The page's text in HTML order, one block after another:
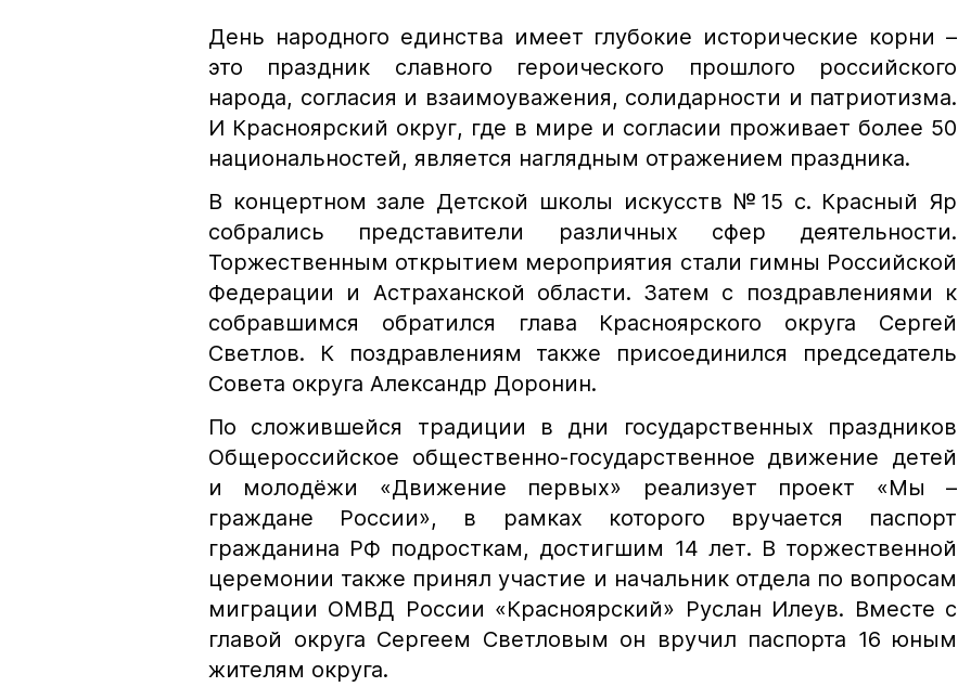
День народного единства имеет глубокие исторические корни –
это праздник славного героического прошлого российского
народа, согласия и взаимоуважения, солидарности и патриотизма.
И Красноярский округ, где в мире и согласии проживает более 50
национальностей, является наглядным отражением праздника.
В концертном зале Детской школы искусств №15 с. Красный Яр
собрались представители различных сфер деятельности.
Торжественным открытием мероприятия стали гимны Российской
Федерации и Астраханской области. Затем с поздравлениями к
собравшимся обратился глава Красноярского округа Сергей
Светлов. К поздравлениям также присоединился председатель
Совета округа Александр Доронин.
По сложившейся традиции в дни государственных праздников
Общероссийское общественно-государственное движение детей
и молодёжи «Движение первых» реализует проект «Мы –
граждане России», в рамках которого вручается паспорт
гражданина РФ подросткам, достигшим 14 лет. В торжественной
церемонии также принял участие и начальник отдела по вопросам
миграции ОМВД России «Красноярский» Руслан Илеув. Вместе с
главой округа Сергеем Светловым он вручил паспорта 16 юным
жителям округа.